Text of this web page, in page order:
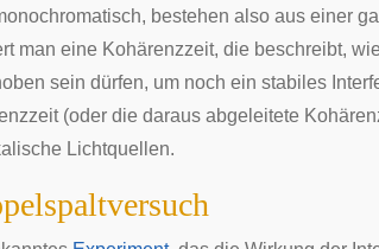
, bestehen also aus einer
man eine Kohärenzzeit, die beschreibt,
sein dürfen, um noch ein stabiles
(oder die daraus abgeleitete
Lichtquellen.